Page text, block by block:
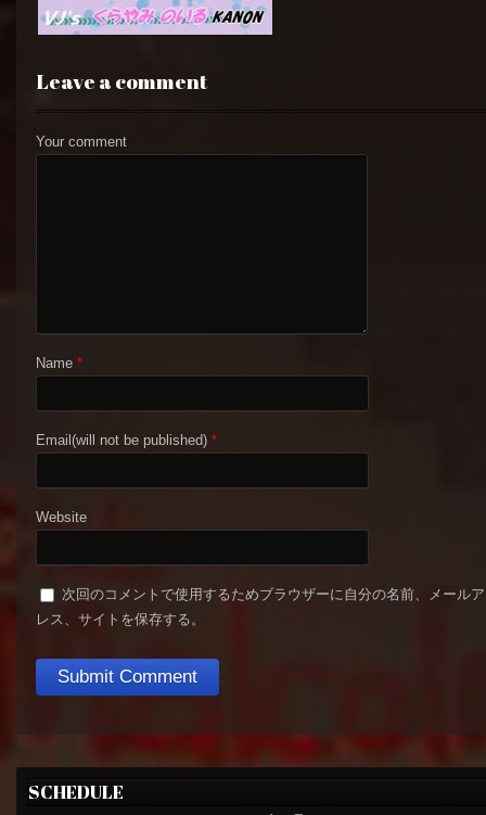
Leave a comment
Your comment
Name *
Email(will not be published) *
Website
次回のコメントで使用するためブラウザーに自分の名前、メール
レス、サイトを保存する。
SCHEDULE